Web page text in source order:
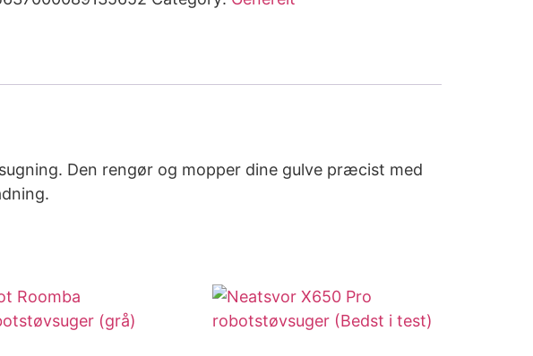
Den rengør og mopper dine gulve præcist med